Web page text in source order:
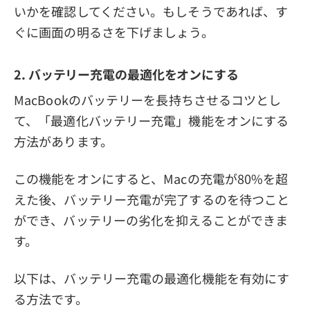
いかを確認してください。もしそうであれば、す
ぐに画面の明るさを下げましょう。
2. バッテリー充電の最適化をオンにする
MacBookのバッテリーを長持ちさせるコツとし
て、「最適化バッテリー充電」機能をオンにする
方法があります。
この機能をオンにすると、Macの充電が80%を超
えた後、バッテリー充電が完了するのを待つこと
ができ、バッテリーの劣化を抑えることができま
す。
以下は、バッテリー充電の最適化機能を有効にす
る方法です。